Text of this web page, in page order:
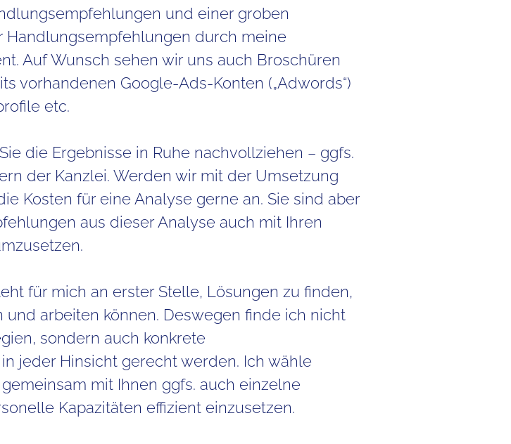
und einer groben
Handlungsempfehlungen durch meine
Auf Wunsch sehen wir uns auch Broschüren
vorhandenen Google-Ads-Konten („Adwords“)
etc.
die Ergebnisse in Ruhe nachvollziehen – ggfs.
der Kanzlei. Werden wir mit der Umsetzung
Kosten für eine Analyse gerne an. Sie sind aber
aus dieser Analyse auch mit Ihren
für mich an erster Stelle, Lösungen zu finden,
arbeiten können. Deswegen finde ich nicht
sondern auch konkrete
jeder Hinsicht gerecht werden. Ich wähle
mit Ihnen ggfs. auch einzelne
Kapazitäten effizient einzusetzen.